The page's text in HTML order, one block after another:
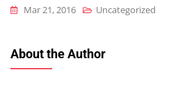
Mar 21, 2016 Uncategorized
About the Author